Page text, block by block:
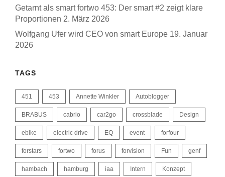
Getarnt als smart fortwo 453: Der smart #2 zeigt klare
Proportionen 2. März 2026
Wolfgang Ufer wird CEO von smart Europe 19. Januar
2026
TAGS
451 453 Annette Winkler Autoblogger
BRABUS cabrio car2go crossblade Design
ebike electric drive EQ event forfour
forstars fortwo forus forvision Fun genf
hambach hamburg iaa Intern Konzept